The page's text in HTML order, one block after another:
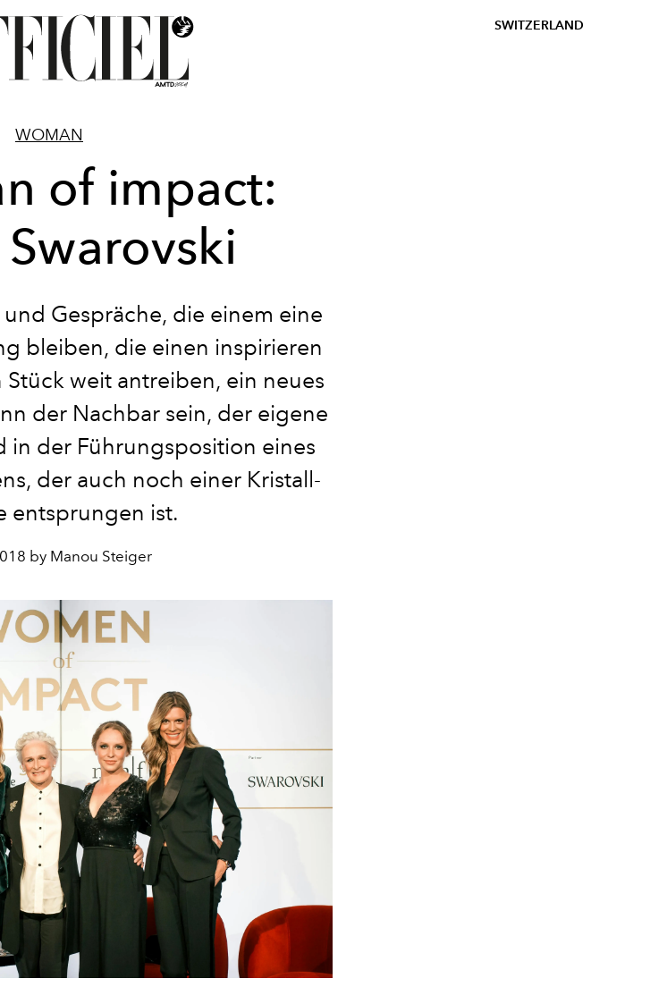
SWITZERLAND
WOMAN
of impact:
Gespräche, die einem eine
bleiben, die einen inspirieren
weit antreiben, ein neues
der Nachbar sein, der eigene
in der Führungsposition eines
der auch noch einer Kristall-
entsprungen ist.
by Manou Steiger